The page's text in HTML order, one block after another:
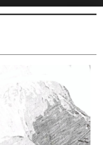
5
치북5